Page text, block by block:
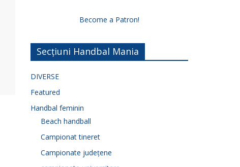
Become a Patron!
Secțiuni Handbal Mania
DIVERSE
Featured
Handbal feminin
Beach handball
Campionat tineret
Campionate județene